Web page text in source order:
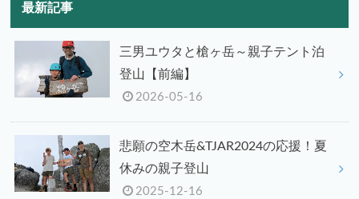
最新記事
三男ユウタと槍ヶ岳～親子テント泊
登山【前編】
2026-05-16
悲願の空木岳&TJAR2024の応援！夏
休みの親子登山
2025-12-16